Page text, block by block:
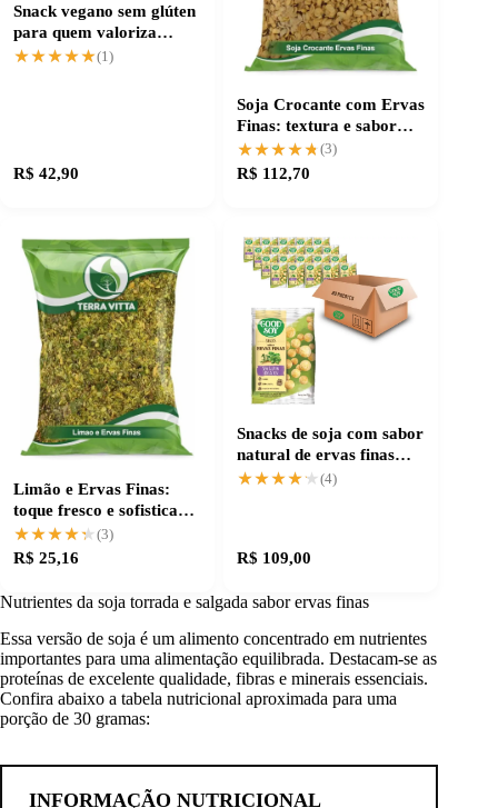
Snack vegano sem glúten
para quem valoriza
sabor e saúde
★★★★★
★★★★★(1)
R$ 42,90
Soja Crocante com Ervas
Finas: textura e sabor
únicos
★★★★★
★★★★★(3)
R$ 112,70
Limão e Ervas Finas:
toque fresco e sofisticado
para suas receitas
★★★★★
★★★★★ (3)
R$ 25,16
Snacks de soja com sabor
natural de ervas finas
para petiscar
★★★★★
★★★★★(4)
R$ 109,00
Nutrientes da soja torrada e salgada sabor ervas finas
Essa versão de soja é um alimento concentrado em nutrientes
importantes para uma alimentação equilibrada. Destacam-se as
proteínas de excelente qualidade, fibras e minerais essenciais.
Confira abaixo a tabela nutricional aproximada para uma
porção de 30 gramas:
INFORMAÇÃO NUTRICIONAL